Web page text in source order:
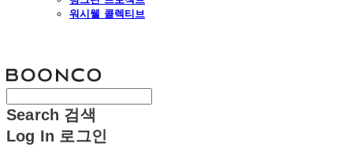
워시웰 콜렉티브
Search 검색
Log In 로그인